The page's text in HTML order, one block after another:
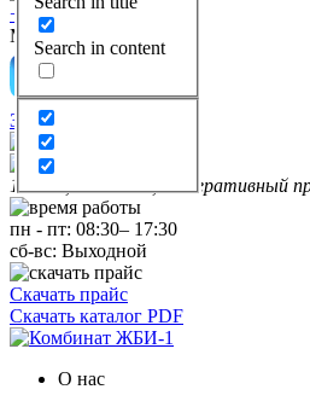
Search in content
+7(495)649-69-28
Многоканальный
Заказать звонок
111399, г. Москва, Федеративный
пн - пт: 08:30– 17:30
сб-вс: Выходной
Скачать прайс
Скачать каталог PDF
О нас